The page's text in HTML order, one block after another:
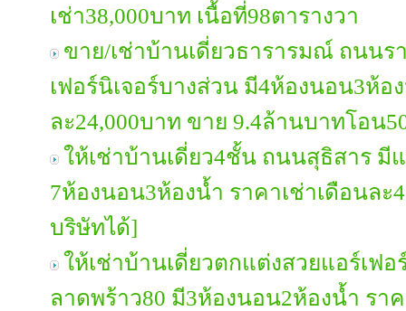
เช่า38,000บาท เนื้อที่98ตารางวา
ขาย/เช่าบ้านเดี่ยวธารารมณ์ ถนนร
เฟอร์นิเจอร์บางส่วน มี4ห้องนอน3ห้อ
ละ24,000บาท ขาย 9.4ล้านบาทโอน
ให้เช่าบ้านเดี่ยว4ชั้น ถนนสุธิสาร มี
7ห้องนอน3ห้องน้ำ ราคาเช่าเดือนละ
บริษัทได้]
ให้เช่าบ้านเดี่ยวตกแต่งสวยแอร์เฟ
ลาดพร้าว80 มี3ห้องนอน2ห้องน้ำ รา